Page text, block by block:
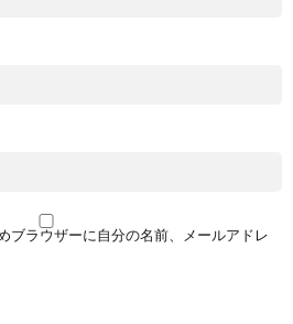
ブラウザーに自分の名前、メールアドレ